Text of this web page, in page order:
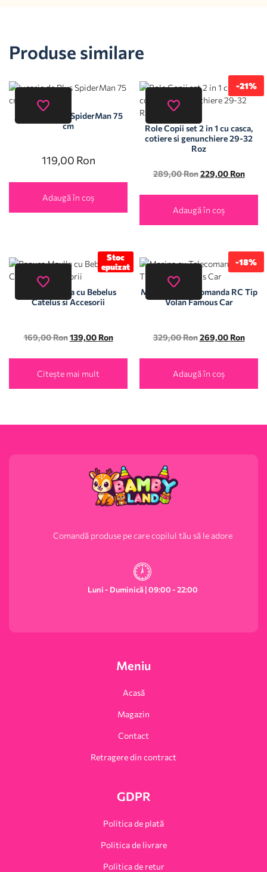
Produse similare
Jucarie de Plus SpiderMan 75
cm
119,00 Ron
Adaugă în coș
-21%
Role Copii set 2 in 1 cu casca,
cotiere si genunchiere 29-32
Roz
289,00Ron 229,00 Ron
Adaugă în coș
Stoc
epuizat
Papusa Maylla cu Bebelus
Catelus si Accesorii
169,00Ron 139,00 Ron
Citește mai mult
-18%
Masina cu Telecomanda RC Tip
Volan Famous Car
329,00Ron 269,00 Ron
Adaugă în coș
Comandă produse pe care copilul tău să le adore
Luni - Duminică | 09:00 - 22:00
Meniu
Acasă
Magazin
Contact
Retragere din contract
GDPR
Politica de plată
Politica de livrare
Politica de retur